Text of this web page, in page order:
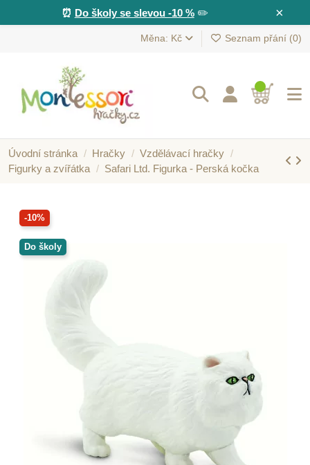
×
⏰ Do školy se slevou -10 %✏️
Měna: Kč Seznam přání (0)
Úvodní stránka Hračky
Vzdělávací hračky
Figurky a zvířátka
Safari Ltd. Figurka - Perská kočka
-10%
Do školy